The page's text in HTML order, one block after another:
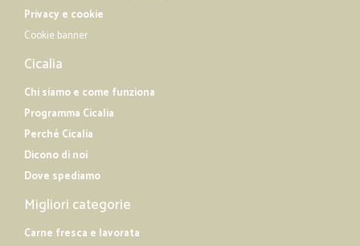
Privacy e cookie
Cookie banner
Cicalia
Chi siamo e come funziona
Programma Cicalia
Perché Cicalia
Dicono di noi
Dove spediamo
Migliori categorie
Carne fresca e lavorata